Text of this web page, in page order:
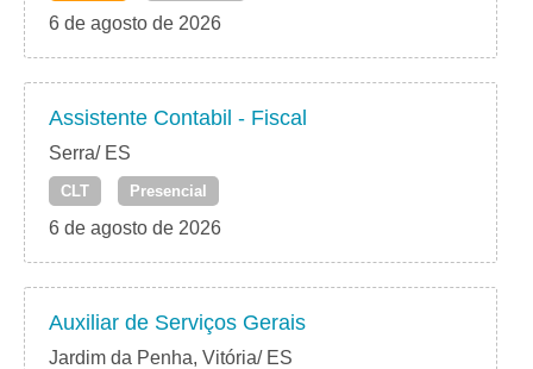
6 de agosto de 2026
Assistente Contabil - Fiscal
Serra/ ES
CLT Presencial
6 de agosto de 2026
Auxiliar de Serviços Gerais
Jardim da Penha, Vitória/ ES